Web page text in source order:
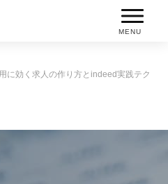
MENU
に効く求人の作り方とindeed実践テク